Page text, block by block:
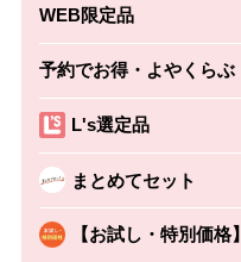
WEB限定品
予約でお得・よやくらぶ
L's選定品
まとめてセット
【お試し・特別価格】